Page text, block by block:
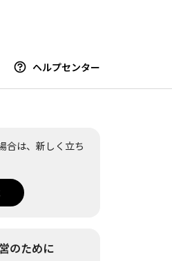
ヘルプセンター
合は、新しく立ち
のために